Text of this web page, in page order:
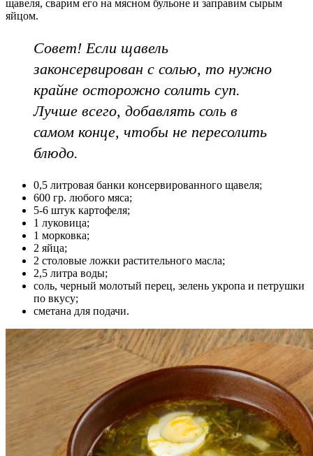
щавеля, сварим его на мясном бульоне и заправим сырым
яйцом.
Совет! Если щавель
законсервирован с солью, то нужно
крайне осторожно солить суп.
Лучше всего, добавлять соль в
самом конце, чтобы не пересолить
блюдо.
0,5 литровая банки консервированного щавеля;
600 гр. любого мяса;
5-6 штук картофеля;
1 луковица;
1 морковка;
2 яйца;
2 столовые ложки растительного масла;
2,5 литра воды;
соль, черный молотый перец, зелень укропа и петрушки
по вкусу;
сметана для подачи.